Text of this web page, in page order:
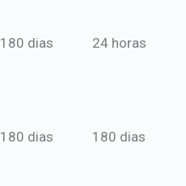
180 dias 24 horas
180 dias 180 dias